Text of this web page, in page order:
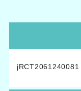
jRCT2061240081